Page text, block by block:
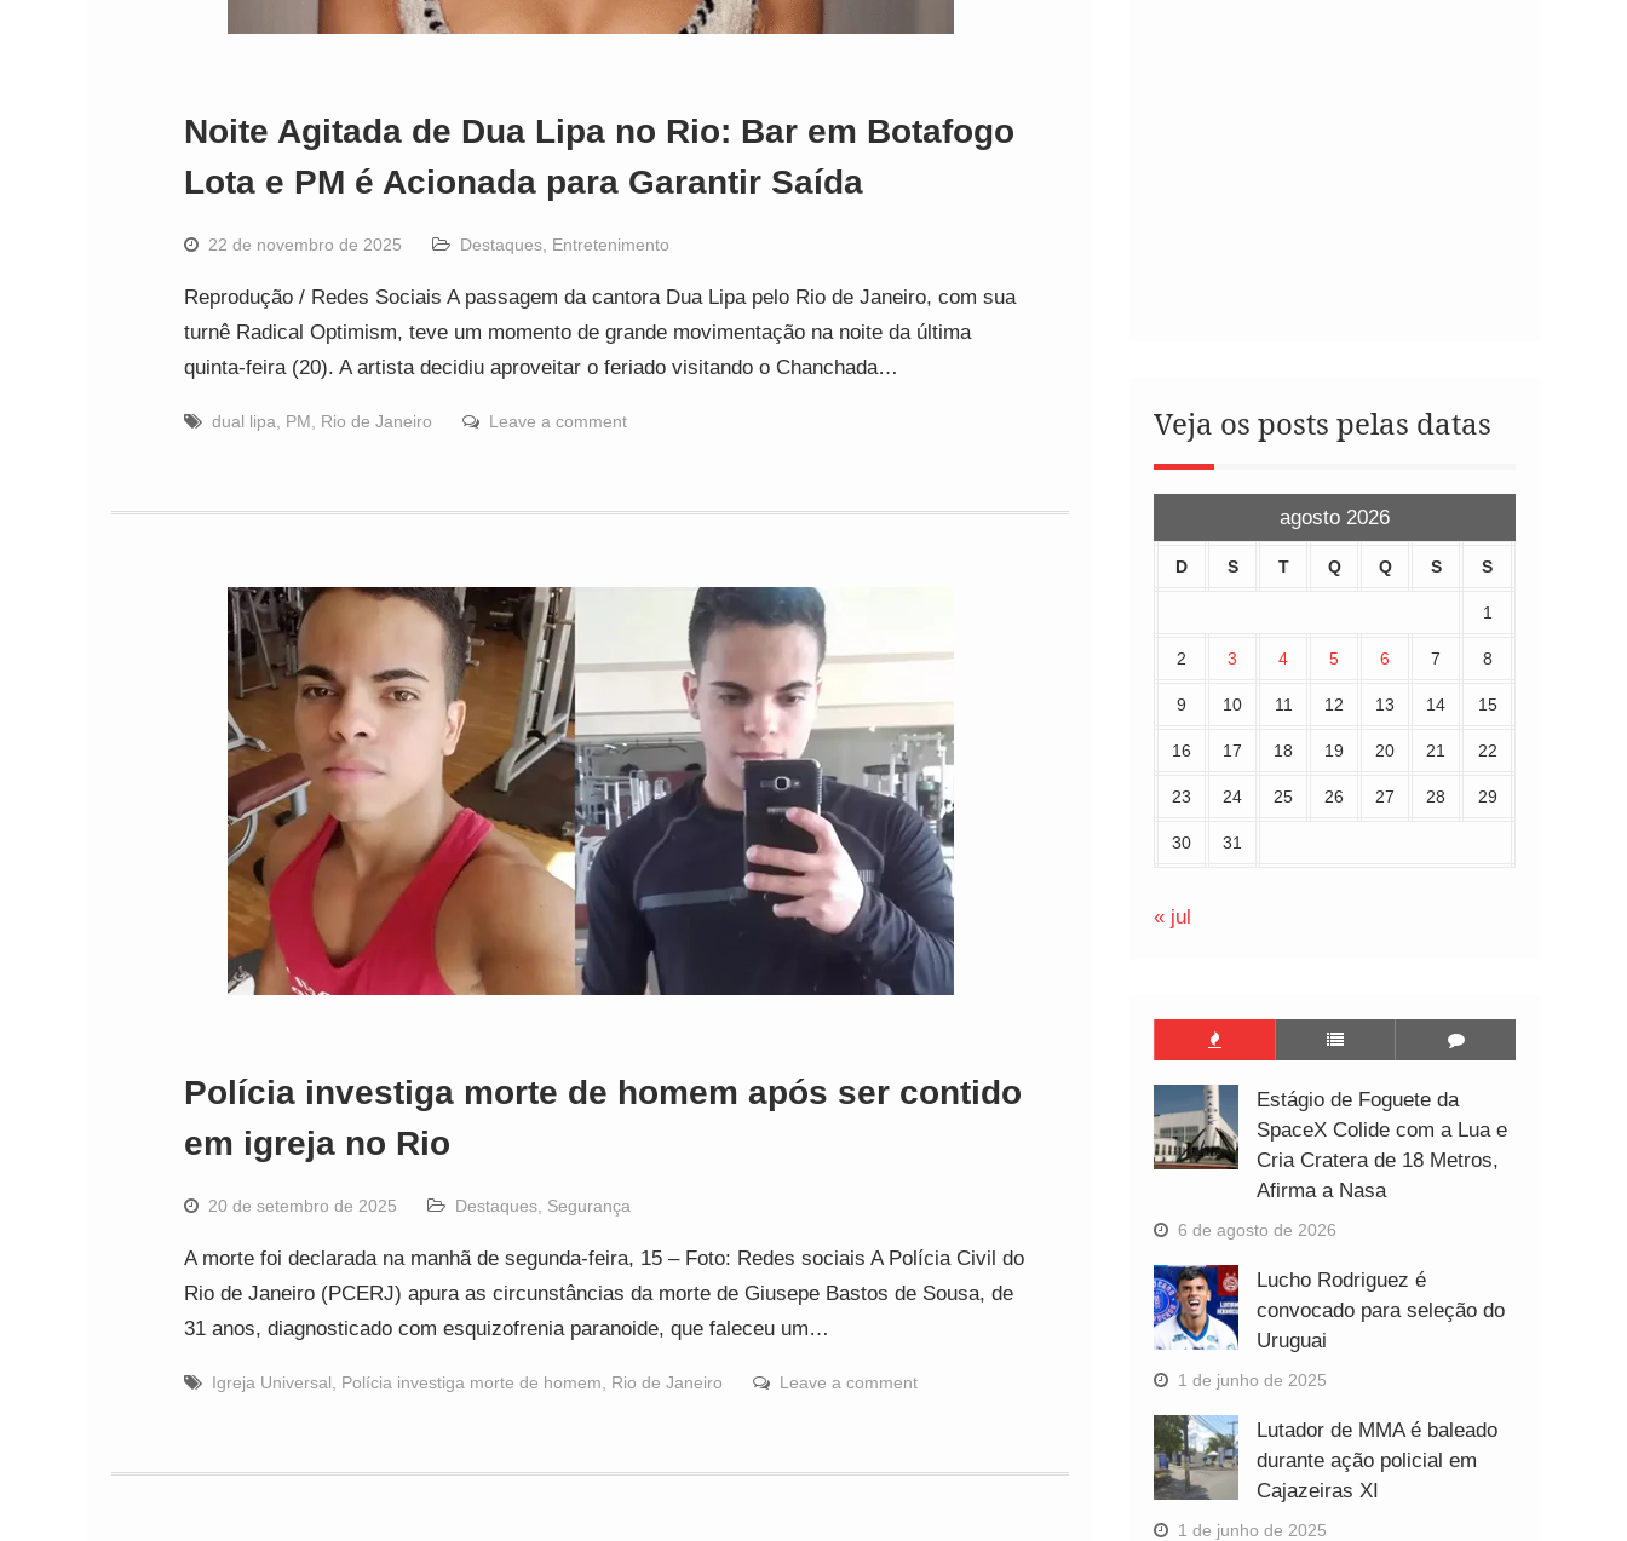
Noite Agitada de Dua Lipa no Rio: Bar em Botafogo
Lota e PM é Acionada para Garantir Saída
22 de novembro de 2025 Destaques Entretenimento
Reprodução / Redes Sociais A passagem da cantora Dua Lipa pelo Rio de Janeiro, com sua
turnê Radical Optimism, teve um momento de grande movimentação na noite da última
quinta-feira (20). A artista decidiu aproveitar o feriado visitando o Chanchada…
dual lipa PM Rio de Janeiro Leave a comment
Polícia investiga morte de homem após ser contido
em igreja no Rio
20 de setembro de 2025 Destaques Segurança
A morte foi declarada na manhã de segunda-feira, 15 – Foto: Redes sociais A Polícia Civil do
Rio de Janeiro (PCERJ) apura as circunstâncias da morte de Giusepe Bastos de Sousa, de
31 anos, diagnosticado com esquizofrenia paranoide, que faleceu um…
Igreja Universal Polícia investiga morte de homem Rio de Janeiro Leave a comment
Veja os posts pelas datas
agosto 2026
D S T Q Q S S
1
2 3 4 5 6 7 8
9 10 11 12 13 14 15
16 17 18 19 20 21 22
23 24 25 26 27 28 29
30 31
« jul
Estágio de Foguete da
SpaceX Colide com a Lua e
Cria Cratera de 18 Metros,
Afirma a Nasa
6 de agosto de 2026
Lucho Rodriguez é
convocado para seleção do
Uruguai
1 de junho de 2025
Lutador de MMA é baleado
durante ação policial em
Cajazeiras XI
1 de junho de 2025